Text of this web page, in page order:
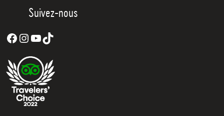
Suivez-nous
Facebook
Instagram
YouTube
TikTok